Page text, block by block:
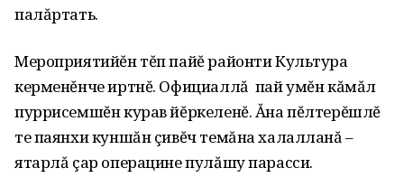
палăртать.
Мероприятийĕн тĕп пайĕ районти Культура
керменĕнче иртнĕ. Официаллă пай умĕн кăмăл
пуррисемшĕн курав йĕркеленĕ. Ăна пĕлтерĕшлĕ
те паянхи куншăн çивĕч темăна халалланă –
ятарлă çар операцине пулăшу парасси.